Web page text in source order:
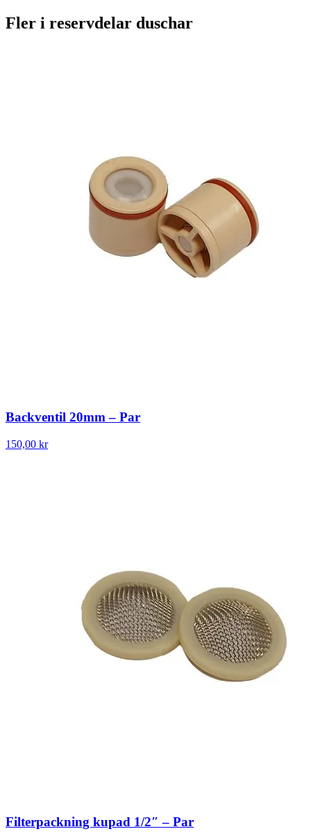
Fler i reservdelar duschar
Backventil 20mm – Par
150,00 kr
Filterpackning kupad 1/2″ – Par